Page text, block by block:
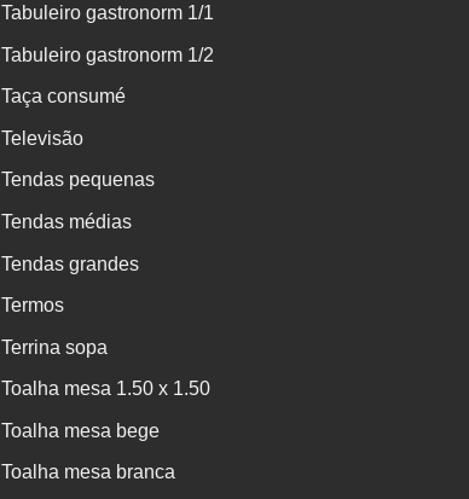
Tabuleiro gastronorm 1/1
Tabuleiro gastronorm 1/2
Taça consumé
Televisão
Tendas pequenas
Tendas médias
Tendas grandes
Termos
Terrina sopa
Toalha mesa 1.50 x 1.50
Toalha mesa bege
Toalha mesa branca